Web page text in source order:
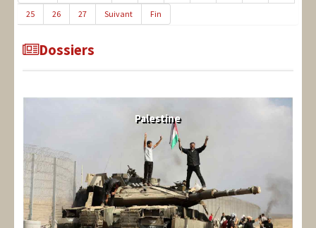
25
26 27 Suivant Fin
Dossiers
Palestine